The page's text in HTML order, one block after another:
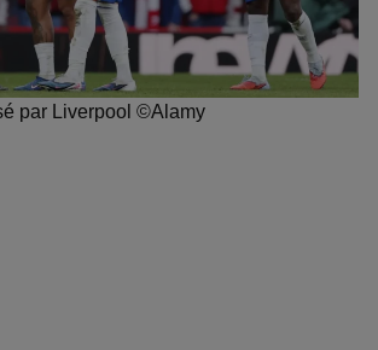
par Liverpool ©Alamy